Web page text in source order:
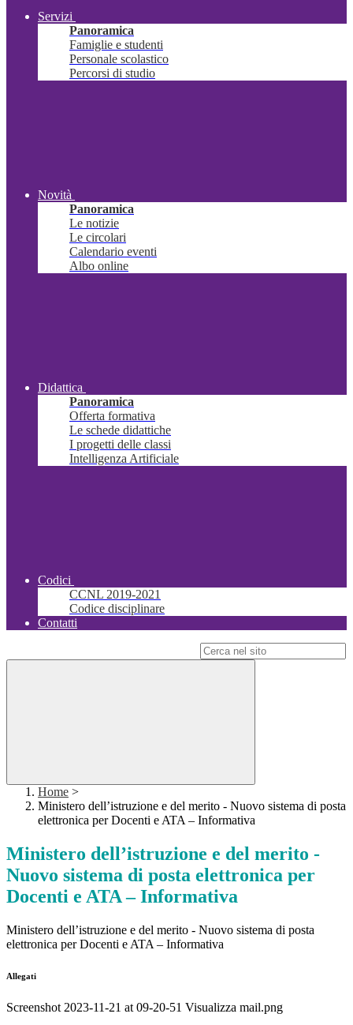
Servizi
Panoramica
Famiglie e studenti
Personale scolastico
Percorsi di studio
Novità
Panoramica
Le notizie
Le circolari
Calendario eventi
Albo online
Didattica
Panoramica
Offerta formativa
Le schede didattiche
I progetti delle classi
Intelligenza Artificiale
Codici
CCNL 2019-2021
Codice disciplinare
Contatti
Home >
Ministero dell’istruzione e del merito - Nuovo sistema di posta
elettronica per Docenti e ATA – Informativa
Ministero dell’istruzione e del merito -
Nuovo sistema di posta elettronica per
Docenti e ATA – Informativa
Ministero dell’istruzione e del merito - Nuovo sistema di posta
elettronica per Docenti e ATA – Informativa
Allegati
Screenshot 2023-11-21 at 09-20-51 Visualizza mail.png